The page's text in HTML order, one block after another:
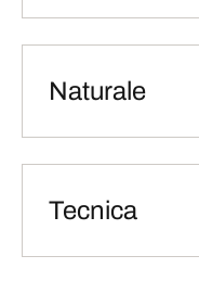
Naturale
Tecnica